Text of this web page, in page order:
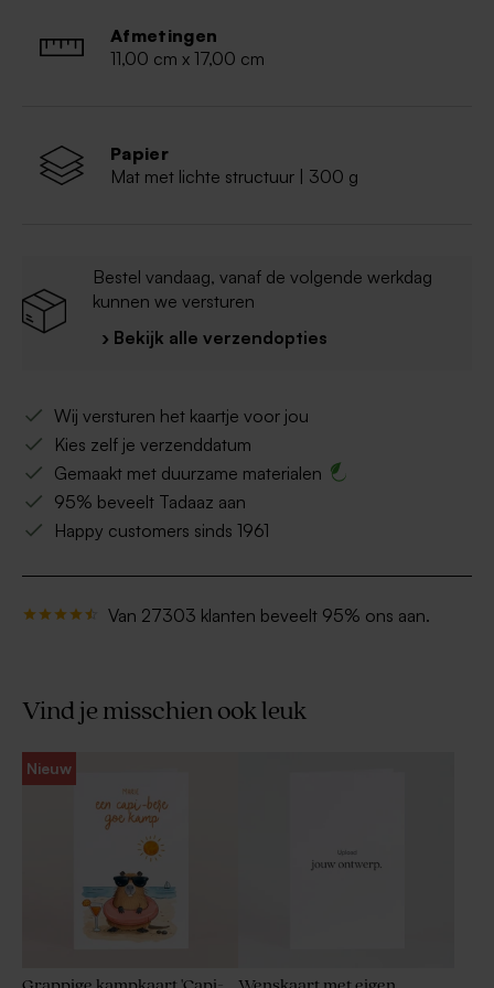
Afmetingen
11,00 cm x 17,00 cm
Papier
Mat met lichte structuur | 300 g
Bestel vandaag, vanaf de volgende werkdag
kunnen we versturen
› Bekijk alle verzendopties
Wij versturen het kaartje voor jou
Kies zelf je verzenddatum
Gemaakt met duurzame materialen
95% beveelt Tadaaz aan
Happy customers sinds 1961
Van 27303 klanten beveelt 95% ons aan.
Vind je misschien ook leuk
Nieuw